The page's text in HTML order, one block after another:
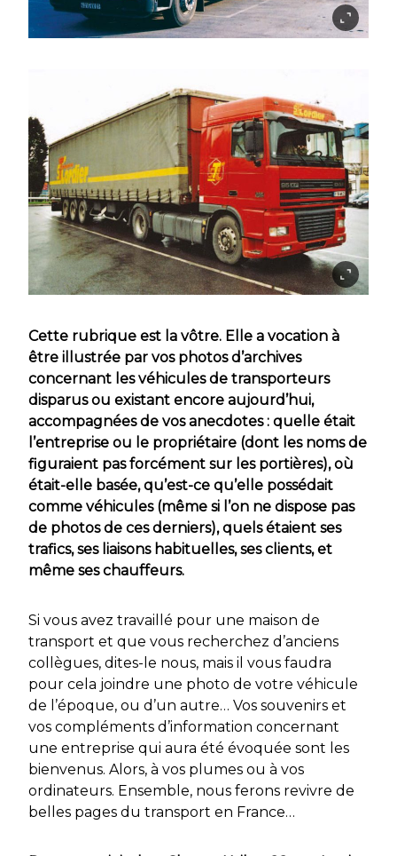
Cette rubrique est la vôtre. Elle a vocation à
être illustrée par vos photos d’archives
concernant les véhicules de transporteurs
disparus ou existant encore aujourd’hui,
accompagnées de vos anecdotes : quelle était
l’entreprise ou le propriétaire (dont les noms de
figuraient pas forcément sur les portières), où
était-elle basée, qu’est-ce qu’elle possédait
comme véhicules (même si l’on ne dispose pas
de photos de ces derniers), quels étaient ses
trafics, ses liaisons habituelles, ses clients, et
même ses chauffeurs.
Si vous avez travaillé pour une maison de
transport et que vous recherchez d’anciens
collègues, dites-le nous, mais il vous faudra
pour cela joindre une photo de votre véhicule
de l’époque, ou d’un autre… Vos souvenirs et
vos compléments d’information concernant
une entreprise qui aura été évoquée sont les
bienvenus. Alors, à vos plumes ou à vos
ordinateurs. Ensemble, nous ferons revivre de
belles pages du transport en France…